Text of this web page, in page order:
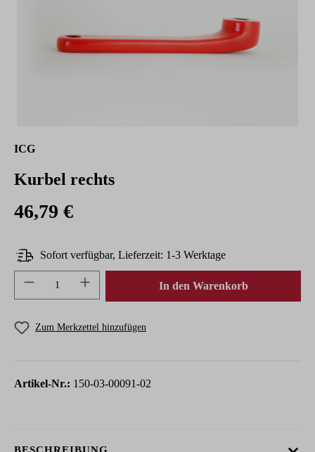
ICG
Kurbel rechts
46,79 €
Sofort verfügbar, Lieferzeit: 1-3 Werktage
Produkt Anzahl: Gib den gewünschten Wert
In den Warenkorb
Zum Merkzettel hinzufügen
Artikel-Nr.: 150-03-00091-02